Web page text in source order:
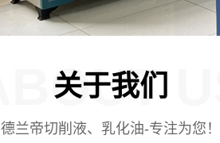
关于我们
ABOUT US
德兰帝切削液、乳化油-专注为您！